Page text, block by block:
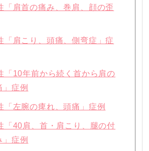
肩首の痛み、巻肩、顔の歪
肩こり、頭痛、側弯症」症
10年前から続く首から肩の
」症例
左腕の痺れ、頭痛」症例
40肩、首・肩こり、腿の付
」症例